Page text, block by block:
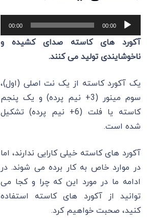
پخش‌کننده
صوت
00:00
00:00
آکورد های کاسته صدای کشیده و
ناخوشایندی تولید می ‌کنند.
یک آکورد کاسته از یک نت اصلی (اول)،
سوم مینور (3+ نیم پرده) و یک پنجم
کاسته یا فلت (6+ نیم پرده) تشکیل
شده است.
آکورد های کاسته خیلی کارایی ندارند، اما
در موارد خاص به کار برده می‌ شوند. در
ادامه ما در مورد این که چرا و کجا می‌
توانید از آکورد های کاسته استفاده
کنید، صحبت خواهیم کرد.